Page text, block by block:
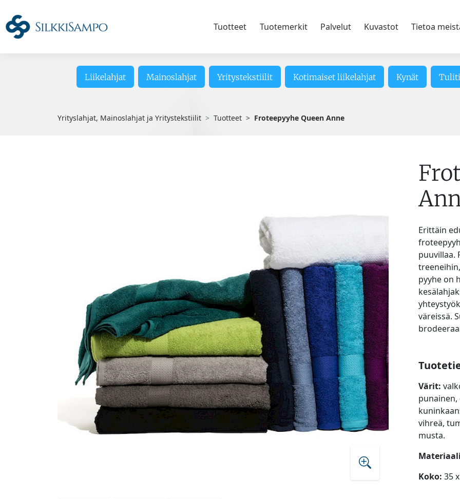
Tuotteet Tuotemerkit Palvelut Kuvastot Tietoa
Liikelahjat Mainoslahjat Yritystekstiilit Kotimaiset liikelahjat Kynät
Yrityslahjat, Mainoslahjat ja Yritystekstiilit Tuotteet Froteepyyhe Queen Anne
Erittäin
puuvillaa.
pyyhe on
väreissä.
Värit:
punainen,
vihreä,
musta.
Materiaali
Koko: 35